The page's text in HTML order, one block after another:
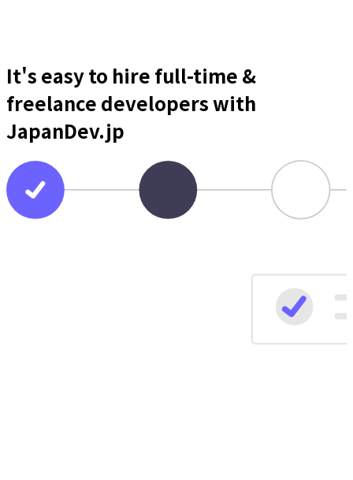
It's easy to hire full-time &
freelance developerswith
JapanDev.jp